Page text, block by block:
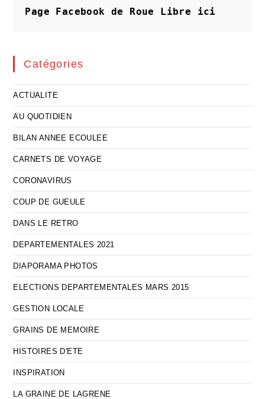
Page Facebook de Roue Libre ici
Catégories
ACTUALITE
AU QUOTIDIEN
BILAN ANNEE ECOULEE
CARNETS DE VOYAGE
CORONAVIRUS
COUP DE GUEULE
DANS LE RETRO
DEPARTEMENTALES 2021
DIAPORAMA PHOTOS
ELECTIONS DEPARTEMENTALES MARS 2015
GESTION LOCALE
GRAINS DE MEMOIRE
HISTOIRES D'ETE
INSPIRATION
LA GRAINE DE LAGRENE